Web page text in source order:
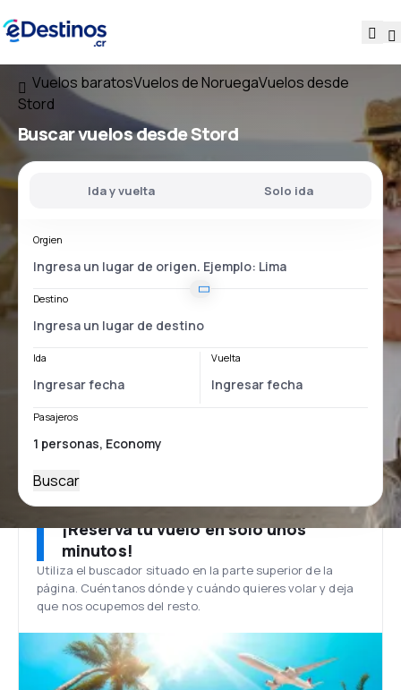
Vuelos baratosVuelos de NoruegaVuelos desde
Stord
Buscar vuelosdesde Stord
Ida y vuelta Solo ida
Orgien
Destino
Ida Vuelta
Pasajeros
Buscar
¡Reserva tu vuelo en solo unos
minutos!
Utiliza el buscador situado en la parte superior de la
página. Cuéntanos dónde y cuándo quieres volar y deja
que nos ocupemos del resto.